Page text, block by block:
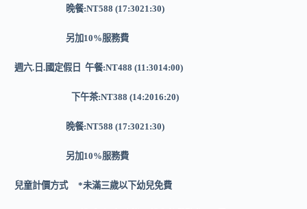
晚餐:NT588 (17:3021:30)
另加10%服務費
週六.日.國定假日 午餐:NT488 (11:3014:00)
下午茶:NT388 (14:2016:20)
晚餐:NT588 (17:3021:30)
另加10%服務費
兒童計價方式 *未滿三歲以下幼兒免費